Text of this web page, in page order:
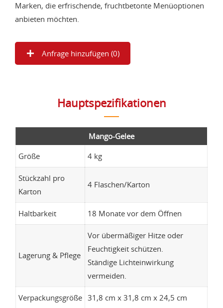
Marken, die erfrischende, fruchtbetonte Menüoptionen
anbieten möchten.
Anfrage hinzufügen (0)
Hauptspezifikationen
Mango-Gelee
Größe
4 kg
Stückzahl pro
Karton
4 Flaschen/Karton
Haltbarkeit 18 Monate vor dem Öffnen
Lagerung & Pflege
Vor übermäßiger Hitze oder
Feuchtigkeit schützen.
Ständige Lichteinwirkung
vermeiden.
Verpackungsgröße 31,8 cm x 31,8 cm x 24,5 cm